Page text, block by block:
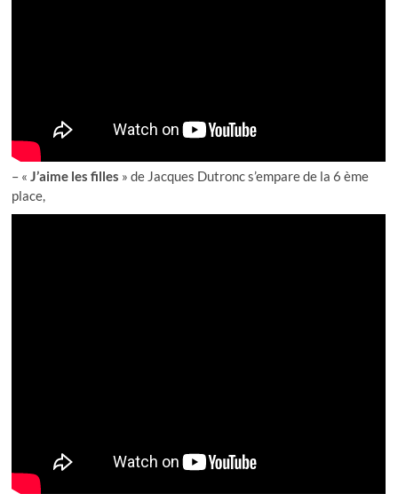
– «J’aime les filles » de Jacques Dutronc s’empare de la 6 ème
place,